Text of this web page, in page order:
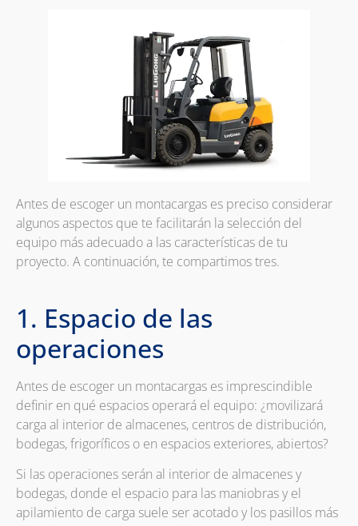
Antes de escoger un montacargas es preciso considerar
algunos aspectos que te facilitarán la selección del
equipo más adecuado a las características de tu
proyecto. A continuación, te compartimos tres.
1. Espacio de las
operaciones
Antes de escoger un montacargas es imprescindible
definir en qué espacios operará el equipo: ¿movilizará
carga al interior de almacenes, centros de distribución,
bodegas, frigoríficos o en espacios exteriores, abiertos?
Si las operaciones serán al interior de almacenes y
bodegas, donde el espacio para las maniobras y el
apilamiento de carga suele ser acotado y los pasillos más